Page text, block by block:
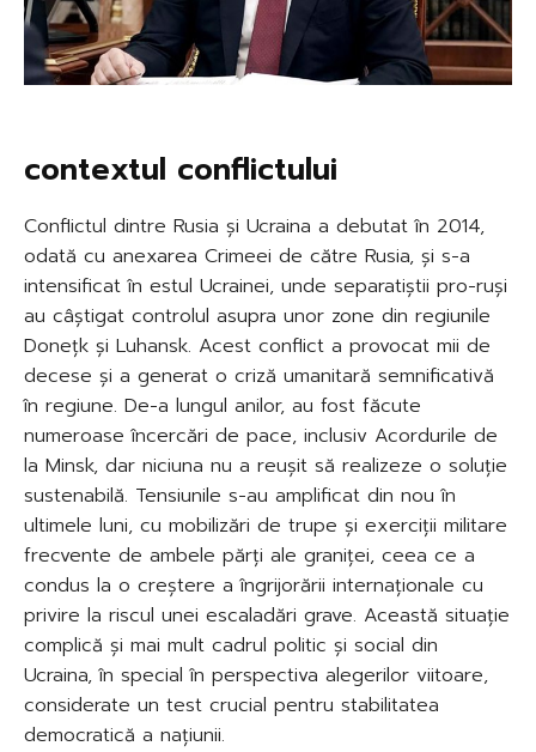
contextul conflictului
Conflictul dintre Rusia și Ucraina a debutat în 2014,
odată cu anexarea Crimeei de către Rusia, și s-a
intensificat în estul Ucrainei, unde separatiștii pro-ruși
au câștigat controlul asupra unor zone din regiunile
Donețk și Luhansk. Acest conflict a provocat mii de
decese și a generat o criză umanitară semnificativă
în regiune. De-a lungul anilor, au fost făcute
numeroase încercări de pace, inclusiv Acordurile de
la Minsk, dar niciuna nu a reușit să realizeze o soluție
sustenabilă. Tensiunile s-au amplificat din nou în
ultimele luni, cu mobilizări de trupe și exerciții militare
frecvente de ambele părți ale graniței, ceea ce a
condus la o creștere a îngrijorării internaționale cu
privire la riscul unei escaladări grave. Această situație
complică și mai mult cadrul politic și social din
Ucraina, în special în perspectiva alegerilor viitoare,
considerate un test crucial pentru stabilitatea
democratică a națiunii.